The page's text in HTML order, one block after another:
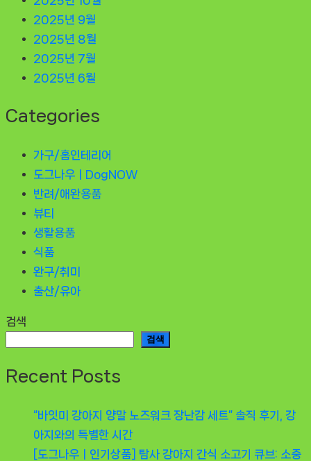
2025년 9월
2025년 8월
2025년 7월
2025년 6월
Categories
가구/홈인테리어
도그나우ㅣDogNOW
반려/애완용품
뷰티
생활용품
식품
완구/취미
출산/유아
검색
검색
Recent Posts
“바잇미 강아지 양말 노즈워크 장난감 세트” 솔직 후기, 강
아지와의 특별한 시간
[도그나우ㅣ인기상품] 탐사 강아지 간식 소고기 큐브: 소중